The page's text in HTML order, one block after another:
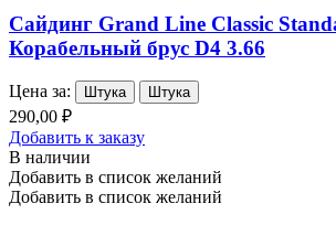
Сайдинг Grand Line Classic
Корабельный брус D4 3.66
Цена за: Штука Штука
290,00 ₽
Добавить к заказу
В наличии
Добавить в список желаний
Добавить в список желаний